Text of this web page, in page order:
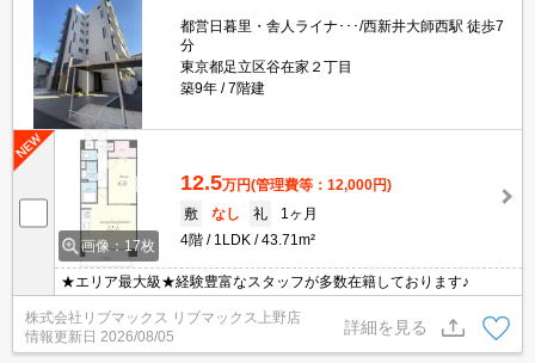
都営日暮里・舎人ライナ･･･/西新井大師西駅 徒歩7
分
東京都足立区谷在家２丁目
築9年
7階建
画像：17枚
12.5万円(管理費等：12,000円)
敷
なし 礼
1ヶ月
4階
1LDK 43.71m²
★エリア最大級★経験豊富なスタッフが多数在籍しております♪
株式会社リブマックス リブマックス上野店
情報更新日 2026/08/05
詳細を見る